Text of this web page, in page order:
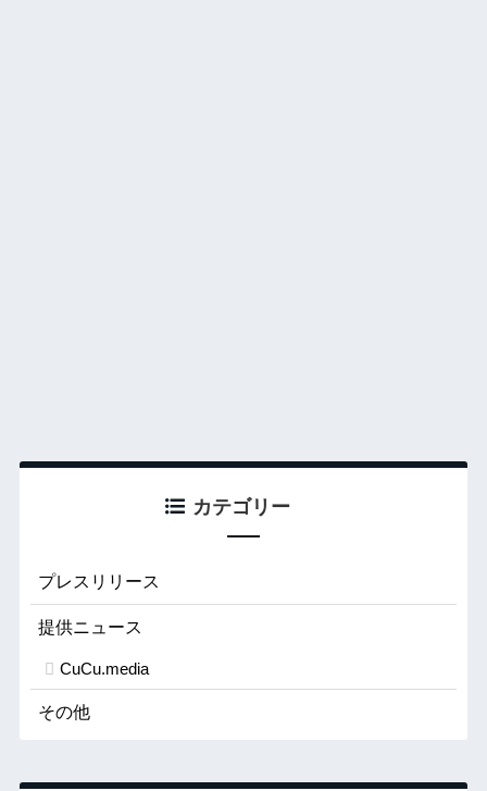
カテゴリー
プレスリリース
提供ニュース
CuCu.media
その他